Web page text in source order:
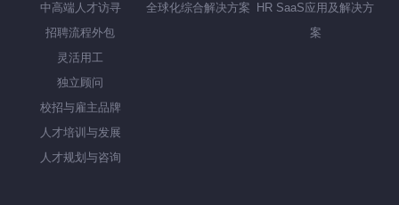
中高端人才访寻
招聘流程外包
灵活用工
独立顾问
校招与雇主品牌
人才培训与发展
人才规划与咨询
全球化综合解决方案
HR SaaS应用及解决方
案